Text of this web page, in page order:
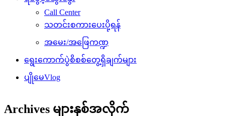
Call Center
သတင်းစကားပေးပို့ရန်
အမေး/အဖြေကဏ္ဍ
ရွေးကောက်ပွဲစိစစ်တွေ့ရှိချက်များ
ပျိုမေVlog
Archives များနှစ်အလိုက်